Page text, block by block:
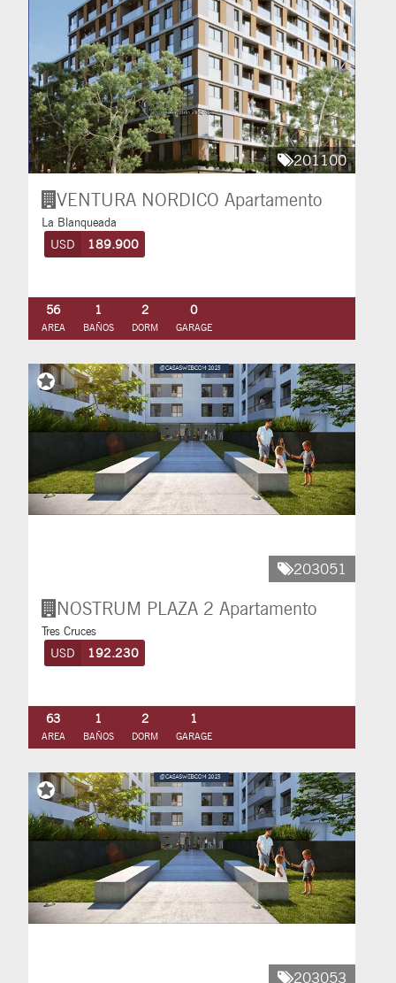
201100
VENTURA NORDICO Apartamento
La Blanqueada
USD 189.900
56
AREA
1
BAÑOS
2
DORM
0
GARAGE
203051
NOSTRUM PLAZA 2 Apartamento
Tres Cruces
USD 192.230
63
AREA
1
BAÑOS
2
DORM
1
GARAGE
203053